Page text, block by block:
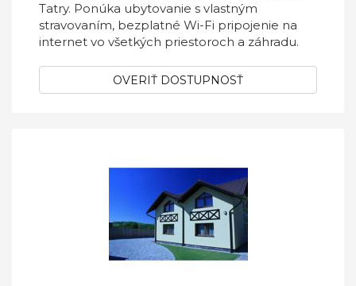
Tatry. Ponúka ubytovanie s vlastným
stravovaním, bezplatné Wi-Fi pripojenie na
internet vo všetkých priestoroch a záhradu.
OVERIŤ DOSTUPNOSŤ